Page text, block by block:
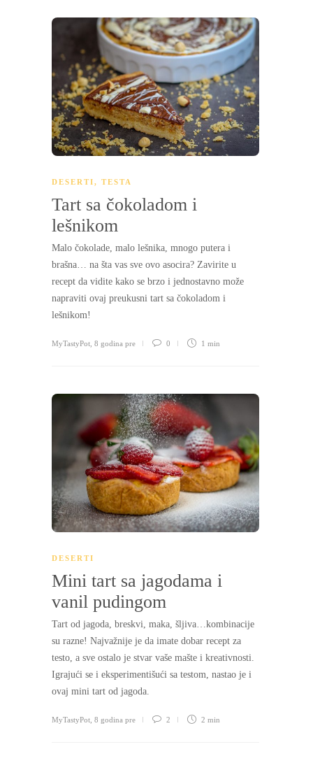
DESERTI, TESTA
Tart sa čokoladom i
lešnikom
Malo čokolade, malo lešnika, mnogo putera i
brašna… na šta vas sve ovo asocira? Zavirite u
recept da vidite kako se brzo i jednostavno može
napraviti ovaj preukusni tart sa čokoladom i
lešnikom!
MyTastyPot 8 godina pre 0 1 min
DESERTI
Mini tart sa jagodama i
vanil pudingom
Tart od jagoda, breskvi, maka, šljiva…kombinacije
su razne! Najvažnije je da imate dobar recept za
testo, a sve ostalo je stvar vaše mašte i kreativnosti.
Igrajući se i eksperimentišući sa testom, nastao je i
ovaj mini tart od jagoda.
MyTastyPot 8 godina pre 2 2 min